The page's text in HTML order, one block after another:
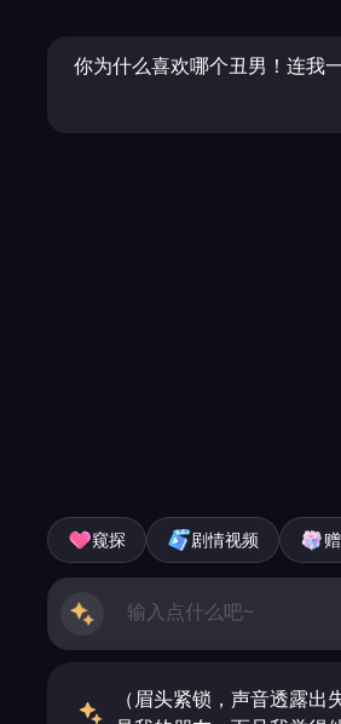
你为什么喜欢哪个丑男！连我
窥探 剧情视频
（眉头紧锁，声音透露